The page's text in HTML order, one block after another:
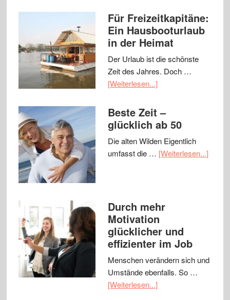
Für Freizeitkapitäne:
Ein Hausbooturlaub
in der Heimat
Der Urlaub ist die schönste
Zeit des Jahres. Doch …
[Weiterlesen...]
Beste Zeit –
glücklich ab 50
Die alten Wilden Eigentlich
umfasst die … [Weiterlesen...]
Durch mehr
Motivation
glücklicher und
effizienter im Job
Menschen verändern sich und
Umstände ebenfalls. So …
[Weiterlesen...]